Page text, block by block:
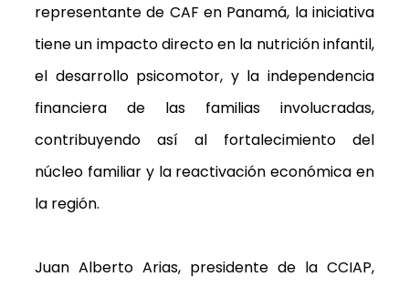
representante de CAF en Panamá, la iniciativa
tiene un impacto directo en la nutrición infantil,
el desarrollo psicomotor, y la independencia
financiera de las familias involucradas,
contribuyendo así al fortalecimiento del
núcleo familiar y la reactivación económica en
la región.
Juan Alberto Arias, presidente de la CCIAP,